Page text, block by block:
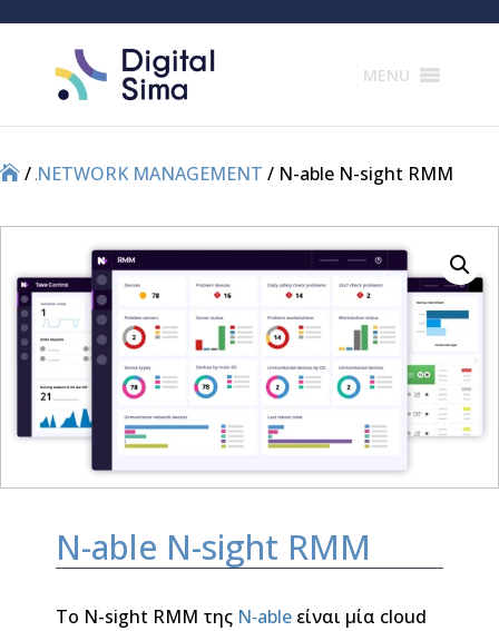
MENU
//NETWORK MANAGEMENT / N-able N-sight RMM
N-able N-sight RMM
Τo N-sight RMM της N‑able είναι μία cloud